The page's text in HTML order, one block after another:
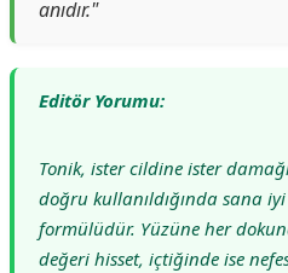
anıdır."
Editör Yorumu:
Tonik, ister cildine ister
doğru kullanıldığında sana
formülüdür. Yüzüne her
değeri hisset, içtiğinde ise